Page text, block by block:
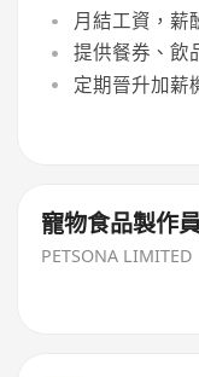
月結工資，薪
提供餐券、飲
定期晉升加薪
寵物食品製作
PETSONA LIMITED